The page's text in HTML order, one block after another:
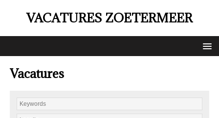
VACATURES ZOETERMEER
Vacatures